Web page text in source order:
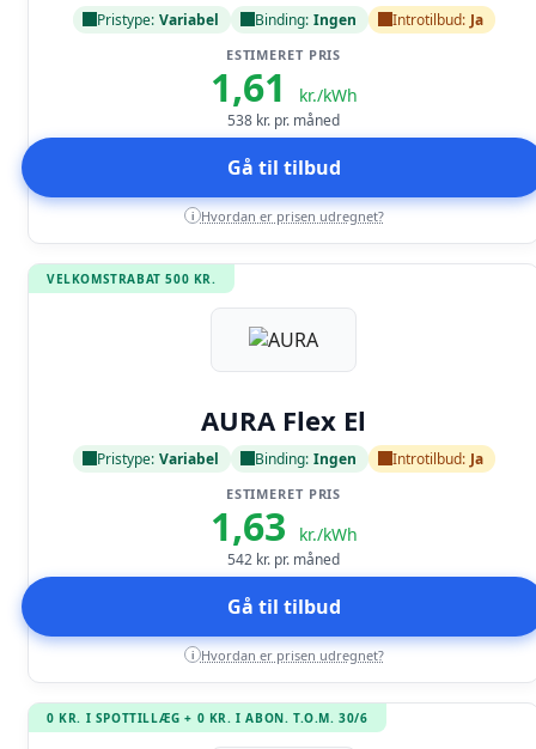
Pristype: Variabel Binding: Ingen Introtilbud: Ja
ESTIMERET PRIS
1,61 kr./kWh
538 kr. pr. måned
Gå til tilbud
i Hvordan er prisen udregnet?
VELKOMSTRABAT 500 KR.
AURA Flex El
Pristype: Variabel Binding: Ingen Introtilbud: Ja
ESTIMERET PRIS
1,63 kr./kWh
542 kr. pr. måned
Gå til tilbud
i Hvordan er prisen udregnet?
0 KR. I SPOTTILLÆG + 0 KR. I ABON. T.O.M. 30/6